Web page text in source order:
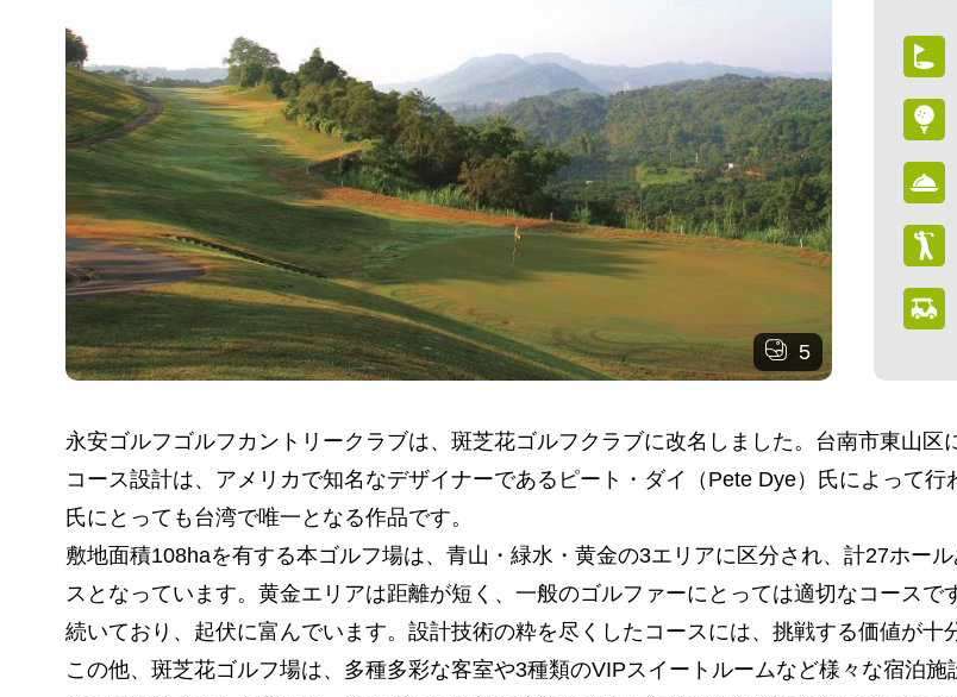
5
永安ゴルフゴルフカントリークラブは、斑芝花ゴルフクラブに改名しました。台南市東山区
コース設計は、アメリカで知名なデザイナーであるピート・ダイ（Pete Dye）氏によって
氏にとっても台湾で唯一となる作品です。
敷地面積108haを有する本ゴルフ場は、青山・緑水・黄金の3エリアに区分され、計27ホー
スとなっています。黄金エリアは距離が短く、一般のゴルファーにとっては適切なコース
続いており、起伏に富んでいます。設計技術の粋を尽くしたコースには、挑戦する価値が十
この他、斑芝花ゴルフ場は、多種多彩な客室や3種類のVIPスイートルームなど様々な宿泊